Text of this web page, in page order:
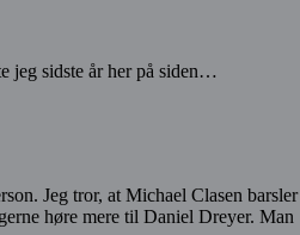
jeg sidste år her på siden…
Jeg tror, at Michael Clasen barsler
høre mere til Daniel Dreyer. Man